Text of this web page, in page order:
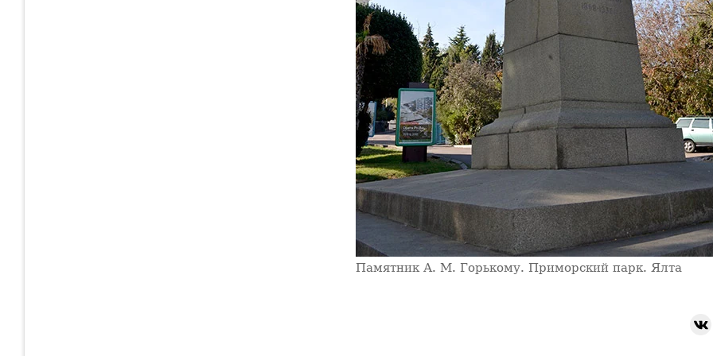
Памятник А. М. Горькому. Приморский парк. Ялта